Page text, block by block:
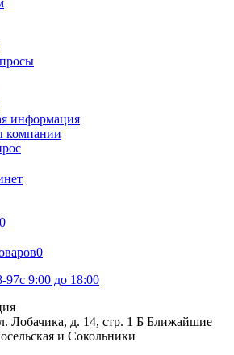
информация
компании
0
0
97с 9:00 до 18:00
Лобачика, д. 14, стр. 1 Б Ближайшие
и Сокольники